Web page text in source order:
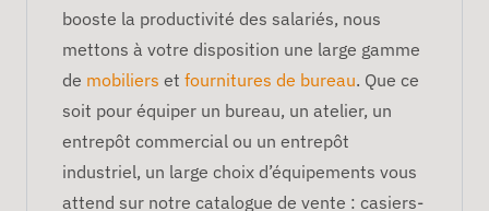
booste la productivité des salariés, nous
mettons à votre disposition une large gamme
de mobiliers et fournitures de bureau. Que ce
soit pour équiper un bureau, un atelier, un
entrepôt commercial ou un entrepôt
industriel, un large choix d’équipements vous
attend sur notre catalogue de vente : casiers-